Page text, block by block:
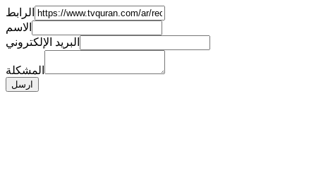
الرابط
الاسم
البريد الإلكتروني
المشكلة
ارسل